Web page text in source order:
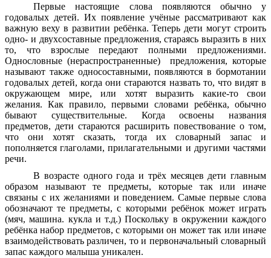
Первые настоящие слова появляются обычно у
годовалых детей. Их появление учёные рассматривают как
важную веху в развитии ребёнка. Теперь дети могут строить
одно- и двухсоставные предложения, стараясь выразить в них
то, что взрослые передают полными предложениями.
Однословные (нераспространенные) предложения, которые
называют также односоставными, появляются в бормотании
годовалых детей, когда они стараются назвать то, что видят в
окружающем мире, или хотят выразить какие-то свои
желания. Как правило, первыми словами ребёнка, обычно
бывают существительные. Когда освоены названия
предметов, дети стараются расширить повествование о том,
что они хотят сказать, тогда их словарный запас и
пополняется глаголами, прилагательными и другими частями
речи.
В возрасте одного года и трёх месяцев дети главным
образом называют те предметы, которые так или иначе
связаны с их желаниями и поведением. Самые первые слова
обозначают те предметы, с которыми ребёнок может играть
(мяч, машина. кукла и т.д.) Поскольку в окружении каждого
ребёнка набор предметов, с которыми он может так или иначе
взаимодействовать различен, то и первоначальный словарный
запас каждого малыша уникален.